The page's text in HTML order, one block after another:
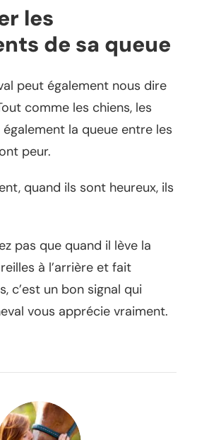
les
de sa queue
peut également nous dire
comme les chiens, les
la queue entre les
peur.
quand ils sont heureux, ils
pas que quand il lève la
à l’arrière et fait
c’est un bon signal qui
vous apprécie vraiment.